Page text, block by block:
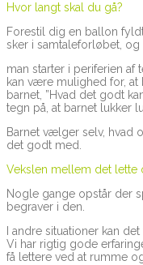
Hvor langt skal du gå?
Forestil dig en ballon
sker i samtaleforløbet, og
man starter i periferien af
kan være mulighed for,
barnet, ”Hvad det godt
tegn på, at barnet lukker
Barnet vælger selv, hvad
det godt med.
Vekslen mellem det lette
Nogle gange opstår der
begraver i den.
I andre situationer kan
Vi har rigtig gode
få lettere ved at rumme